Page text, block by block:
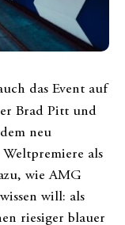
das Event auf
Brad Pitt und
neu
Weltpremiere als
wie AMG
will: als
riesiger blauer